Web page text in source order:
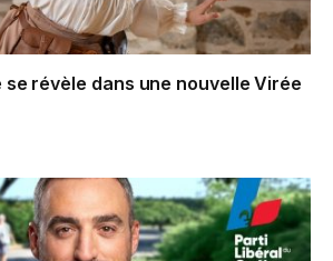
révèle dans une nouvelle Virée